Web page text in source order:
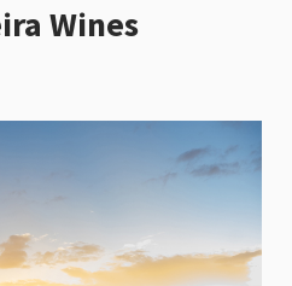
Wines